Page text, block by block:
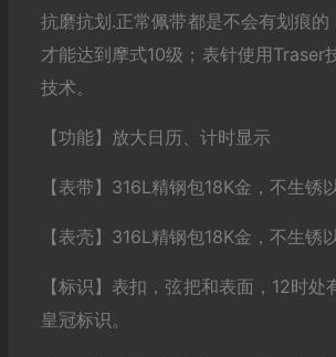
抗磨抗划.正常佩带都是不会有划痕的
才能达到摩式10级；表针使用Traser
技术。
【功能】放大日历、计时显示
【表带】316L精钢包18K金，不生锈
【表壳】316L精钢包18K金，不生锈
【标识】表扣，弦把和表面，12时处
皇冠标识。